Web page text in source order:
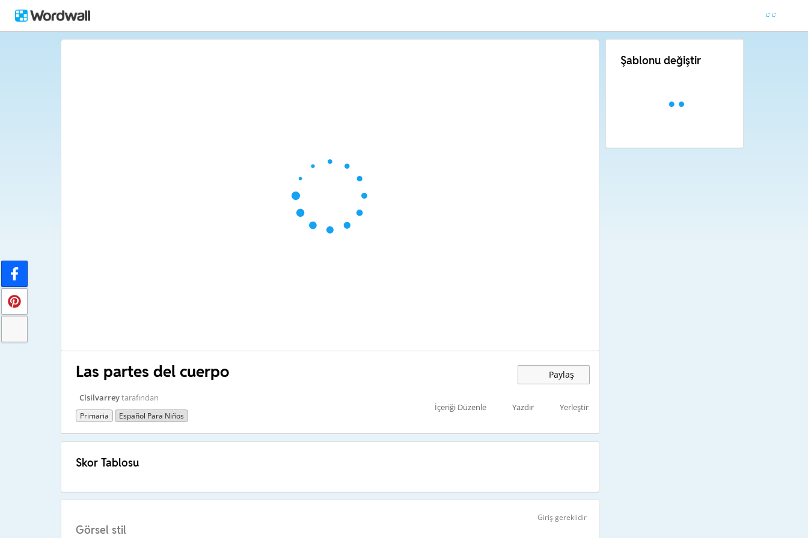
Las partes del cuerpo Paylaş
Clsilvarreytarafından
Primaria Español Para Niños
İçeriği Düzenle Yazdır Yerleştir
Skor Tablosu
Giriş gereklidir
Görsel stil
Şablonu değiştir